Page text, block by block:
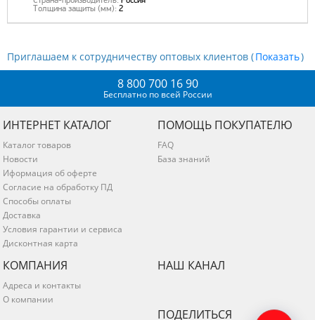
Толщина защиты (мм): 2
Приглашаем к сотрудничеству оптовых клиентов ( )
8 800 700 16 90
Бесплатно по всей России
ИНТЕРНЕТ КАТАЛОГ
Каталог товаров
Новости
Иформация об оферте
Согласие на обработку ПД
Способы оплаты
Доставка
Условия гарантии и сервиса
Дисконтная карта
ПОМОЩЬ ПОКУПАТЕЛЮ
FAQ
База знаний
КОМПАНИЯ
Адреса и контакты
О компании
НАШ КАНАЛ
ПОДЕЛИТЬСЯ